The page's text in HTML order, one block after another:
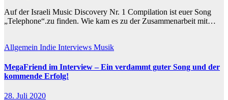
Auf der Israeli Music Discovery Nr. 1 Compilation ist euer Song
„Telephone“.zu finden. Wie kam es zu der Zusammenarbeit mit…
Allgemein Indie Interviews Musik
MegaFriend im Interview – Ein verdammt guter Song und der
kommende Erfolg!
28. Juli 2020